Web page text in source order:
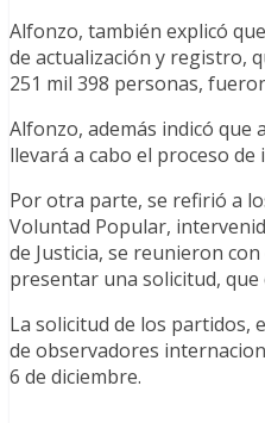
Alfonzo, también explicó
de actualización y registro,
251 mil 398 personas,
Alfonzo, además indicó que
llevará a cabo el proceso
Por otra parte, se refirió a
Voluntad Popular,
de Justicia, se reunieron
presentar una solicitud,
La solicitud de los partidos,
de observadores
6 de diciembre.